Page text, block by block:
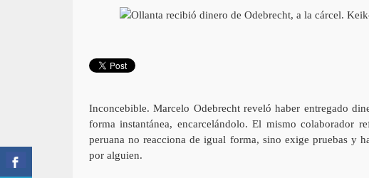
Inconcebible. Marcelo Odebrecht reveló haber entregado
forma instantánea, encarcelándolo. El mismo
peruana no reacciona de igual forma, sino exige pruebas y
por alguien.